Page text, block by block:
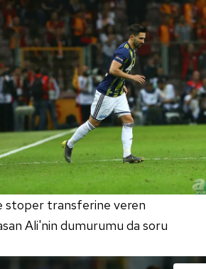
stoper transferine veren
Ali'nin dumurumu da soru